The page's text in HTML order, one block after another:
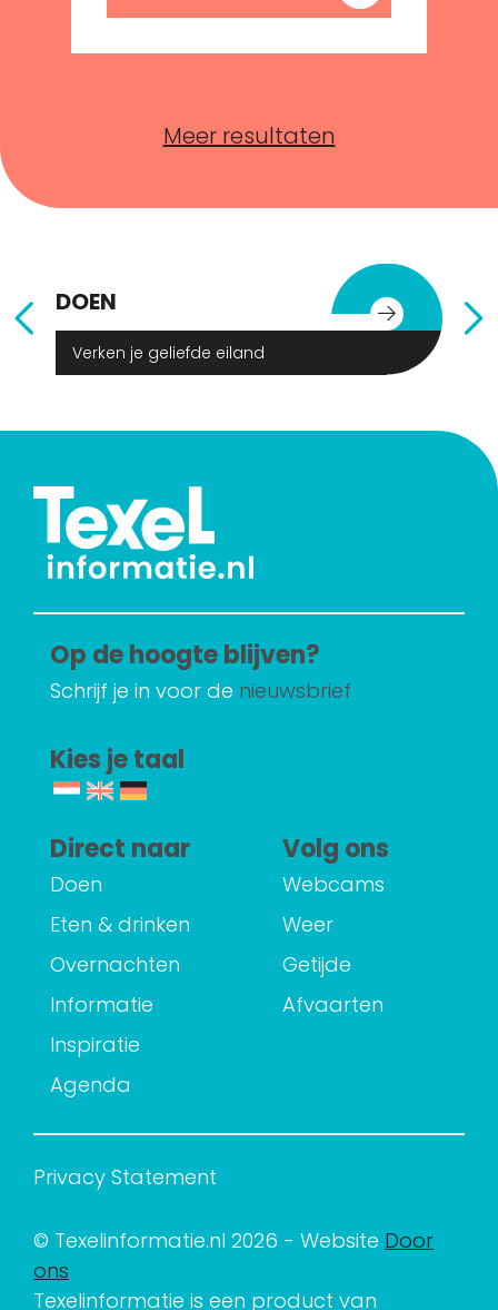
Meer resultaten
DOEN
Verken je geliefde eiland
Op de hoogte blijven?
Schrijf je in voor de nieuwsbrief
Kies je taal
Direct naar
Doen
Eten & drinken
Overnachten
Informatie
Inspiratie
Agenda
Volg ons
Webcams
Weer
Getijde
Afvaarten
Privacy Statement
© Texelinformatie.nl 2026 - Website Door
ons
Texelinformatie is een product van